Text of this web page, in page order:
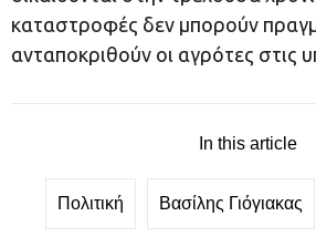
καταστροφές δεν μπορούν
ανταποκριθούν οι αγρότες στις
In this article
Πολιτική Βασίλης Γιόγιακας